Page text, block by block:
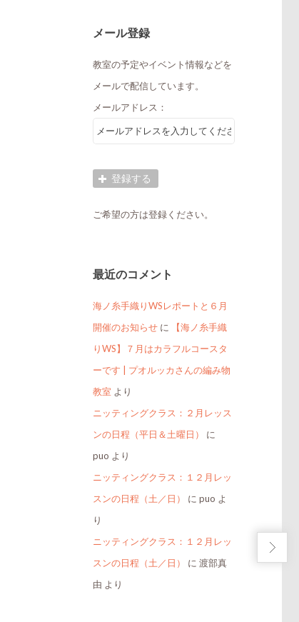
メール登録
教室の予定やイベント情報などを
メールで配信しています。
メールアドレス：
ご希望の方は登録ください。
最近のコメント
海ノ糸手織りWSレポートと６月
開催のお知らせ に
【海ノ糸手織
りWS】７月はカラフルコースタ
ーです | プオルッカさんの編み物
教室 より
ニッティングクラス：２月レッス
ンの日程（平日＆土曜日）
に
puo より
ニッティングクラス：１２月レッ
スンの日程（土／日）
にpuo よ
り
ニッティングクラス：１２月レッ
スンの日程（土／日）
に渡部真
由 より